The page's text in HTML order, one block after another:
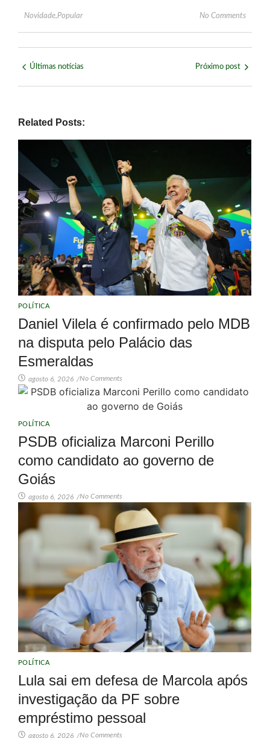
Novidade,Popular No Comments
Últimas notícias Próximo post
Related Posts:
POLÍTICA
Daniel Vilela é confirmado pelo MDB
na disputa pelo Palácio das
Esmeraldas
agosto 6, 2026 /No Comments
POLÍTICA
PSDB oficializa Marconi Perillo
como candidato ao governo de
Goiás
agosto 6, 2026 /No Comments
POLÍTICA
Lula sai em defesa de Marcola após
investigação da PF sobre
empréstimo pessoal
agosto 6, 2026 /No Comments